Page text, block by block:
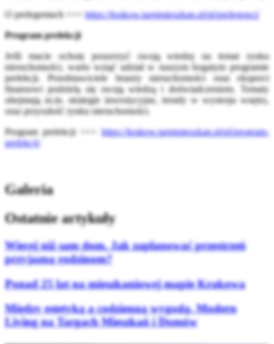
O prelegentach >>>https://krakow.targimieszkan.pl/pl/prelegenci/
Program prelekcji
Jeśli macie ochotę poszerzyć swoją wiedzę na temat rynku
nieruchomości, warto wziąć udział w naszym bogatym programie
prelekcji. Przedstawiciele branży nieruchomości oraz eksperci
finansowi podzielą się swoją wiedzą i doświadczeniem. Tematy
obejmują m.in. strategie inwestycyjne, trendy w wystroju wnętrz,
oraz przyszłość rynku nieruchomości.
Program prelekcji >>> https://krakow.targimieszkan.pl/pl/program-
prelekcji/
Galeria
Ostatnie artykuły
Więcej niż sam dom. Jak zaplanować przestrzeń
przyjazną rodzinom?
Ponad 25 lat na mieszkaniowej mapie Krakowa
Między estetyką a codzienną wygodą. Modern
Living na Targach Mieszkań i Domów